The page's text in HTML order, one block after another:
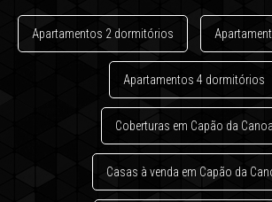
Apartamentos 2 dormitórios
Apartamentos 4 dormitórios
Coberturas em Capão da Canoa
Casas à venda em Capão da